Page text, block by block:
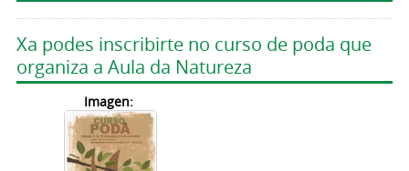
Xa podes inscribirte no curso de poda que
organiza a Aula da Natureza
Imagen: